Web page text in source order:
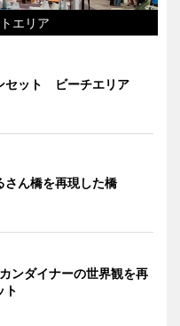
エリア
セット ビーチエリア
さん橋を再現した橋
ンダイナーの世界観を再
ト